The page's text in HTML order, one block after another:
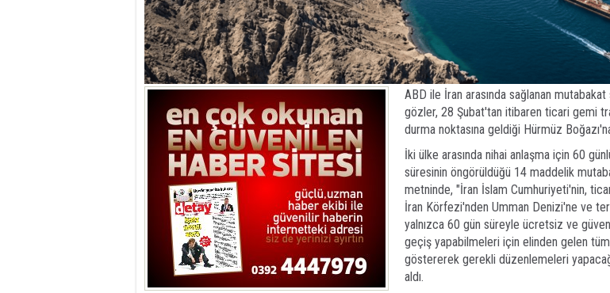
ABD ile İran arasında sağlanan mutabakat
gözler, 28 Şubat'tan itibaren ticari gemi
durma noktasına geldiği Hürmüz
İki ülke arasında nihai anlaşma için 60
süresinin öngörüldüğü 14 maddelik
metninde, "İran İslam Cumhuriyeti'nin,
İran Körfezi'nden Umman Denizi'ne ve
yalnızca 60 gün süreyle ücretsiz ve
geçiş yapabilmeleri için elinden gelen tüm
göstererek gerekli düzenlemeleri
aldı.